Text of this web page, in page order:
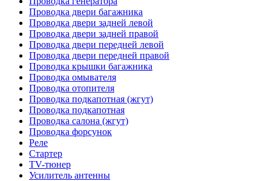
Проводка двери багажника
Проводка двери задней левой
Проводка двери задней правой
Проводка двери передней левой
Проводка двери передней правой
Проводка крышки багажника
Проводка омывателя
Проводка отопителя
Проводка подкапотная (жгут)
Проводка подкапотная
Проводка салона (жгут)
Проводка форсунок
Реле
Стартер
ТV-тюнер
Усилитель антенны